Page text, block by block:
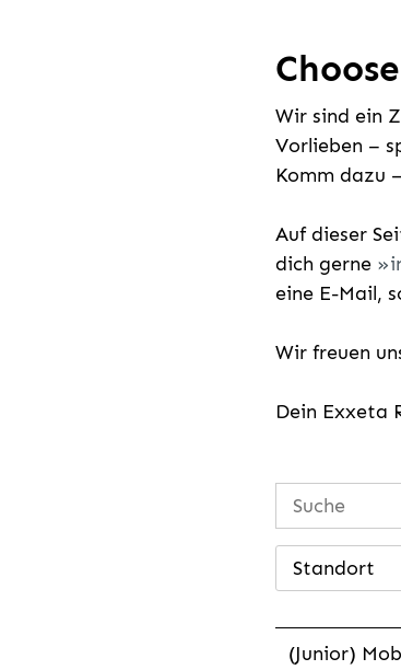
Wir sind ein
Vorlieben –
Komm dazu
Auf dieser
dich gerne
eine E-Mail,
Wir freuen
Dein Exxeta
Standort
(Junior)